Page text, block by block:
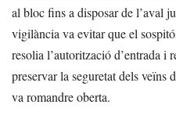
al bloc fins a disposar de l’aval
vigilància va evitar que el
resolia l’autorització d’entrada i
preservar la seguretat dels veïns
va romandre oberta.